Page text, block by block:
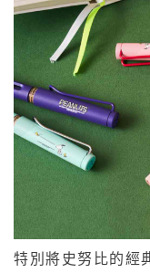
特別將史努比的經